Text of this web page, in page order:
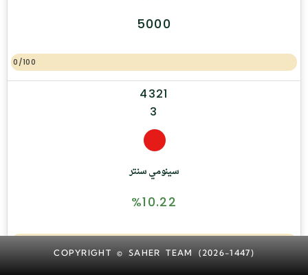
5000
0/100
سينومي سنتر
%10.22
4321
3
COPYRIGHT © SAHER TEAM (2026-1447)